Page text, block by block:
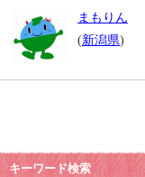
まもりん
(新潟県)
キーワード検索